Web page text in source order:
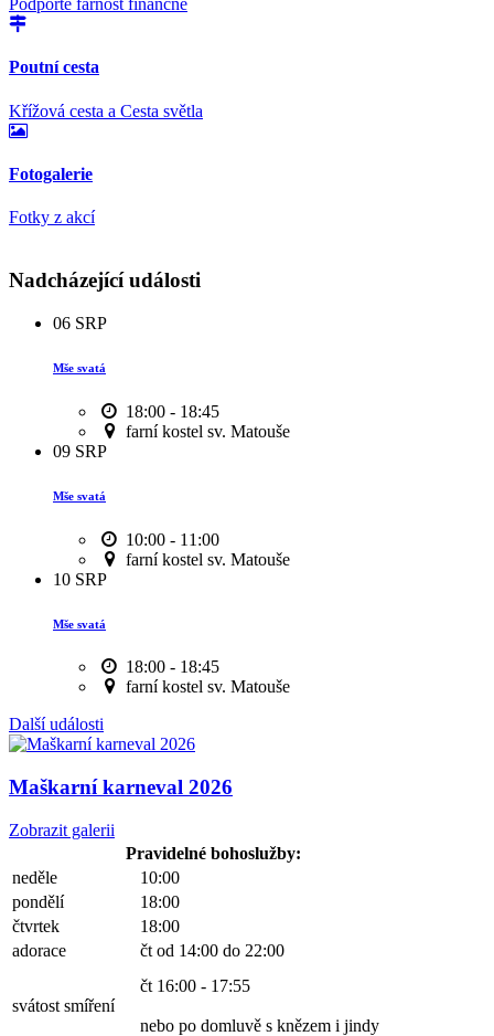
Podpořte farnost finančně
Poutní cesta
Křížová cesta a Cesta světla
Fotogalerie
Fotky z akcí
Nadcházející události
06 SRP
Mše svatá
18:00 - 18:45
farní kostel sv. Matouše
09 SRP
Mše svatá
10:00 - 11:00
farní kostel sv. Matouše
10 SRP
Mše svatá
18:00 - 18:45
farní kostel sv. Matouše
Další události
Maškarní karneval 2026
Zobrazit galerii
Pravidelné bohoslužby:
neděle
10:00
pondělí
18:00
čtvrtek
18:00
adorace
čt od 14:00 do 22:00
svátost smíření
čt 16:00 - 17:55
nebo po domluvě s knězem i jindy